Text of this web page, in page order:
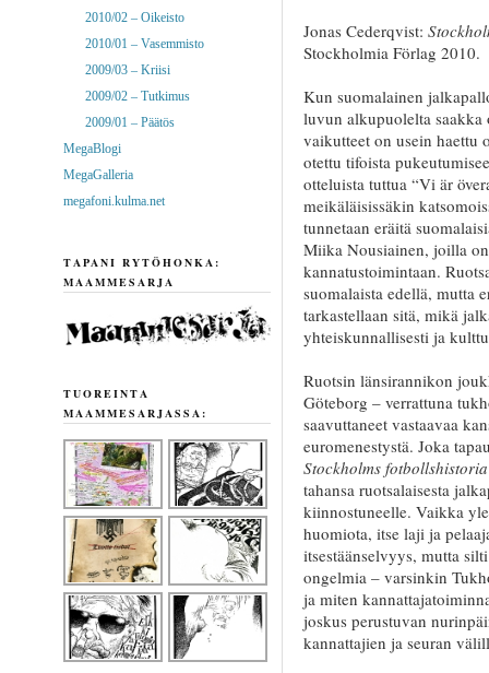
Jonas Cederqvist:
Stockholmia Förlag 2010.
Kun suomalainen
luvun alkupuolelta
vaikutteet on usein haettu
otettu tifoista
otteluista tuttua “Vi är
meikäläisissäkin
tunnetaan eräitä
Miika Nousiainen, joilla
kannatustoimintaan.
suomalaista edellä, mutta
tarkastellaan sitä, mikä
yhteiskunnallisesti ja
Ruotsin länsirannikon
Göteborg – verrattuna
saavuttaneet vastaavaa
euromenestystä. Joka
Stockholms
tahansa ruotsalaisesta
kiinnostuneelle. Vaikka
huomiota, itse laji ja
itsestäänselvyys, mutta
ongelmia – varsinkin
ja miten
joskus perustuvan
kannattajien ja seuran
2010/02 – Oikeisto
2010/01 – Vasemmisto
2009/03 – Kriisi
2009/02 – Tutkimus
2009/01 – Päätös
MegaBlogi
MegaGalleria
megafoni.kulma.net
TAPANI RYTÖHONKA:
MAAMMESARJA
TUOREINTA
MAAMMESARJASSA: